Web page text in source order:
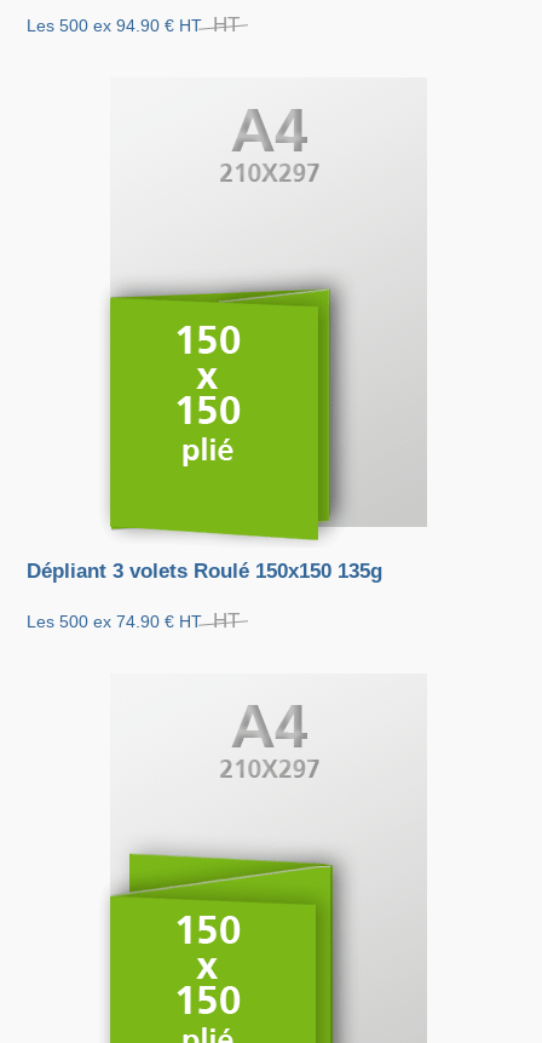
Les 500 ex 94.90 € HT HT
Dépliant 3 volets Roulé 150x150 135g
Les 500 ex 74.90 € HT HT